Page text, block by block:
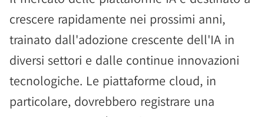
crescere rapidamente nei prossimi anni,
trainato dall'adozione crescente dell'IA in
diversi settori e dalle continue innovazioni
tecnologiche. Le piattaforme cloud, in
particolare, dovrebbero registrare una